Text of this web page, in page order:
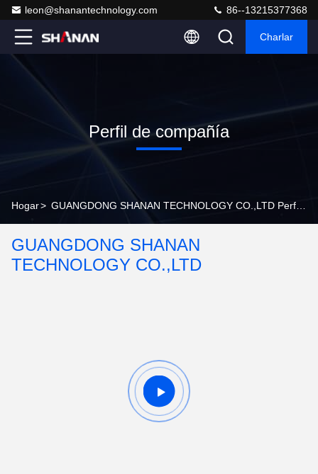
leon@shanantechnology.com 86--13215377368
Charlar
Perfil de compañía
Hogar>
GUANGDONG SHANAN
TECHNOLOGY CO.,LTD